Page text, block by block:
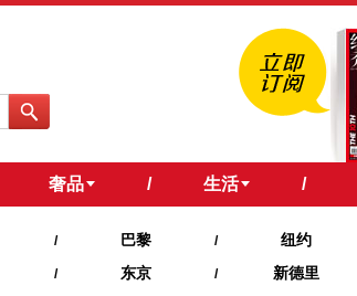
奢品 / 生活 /
/ 巴黎 / 纽约
/ 东京 / 新德里